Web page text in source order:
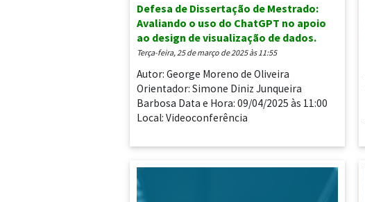
Defesa de Dissertação de Mestrado:
Avaliando o uso do ChatGPT no apoio
ao design de visualização de dados.
terça-feira, 25 de março de 2025 às 11:55
Autor: George Moreno de Oliveira
Orientador: Simone Diniz Junqueira
Barbosa Data e Hora: 09/04/2025 às 11:00
Local: Videoconferência